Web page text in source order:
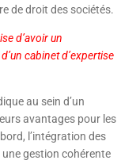
de droit des sociétés.
d’avoir un
cabinet d’expertise
au sein d’un
avantages pour les
l’intégration des
gestion cohérente